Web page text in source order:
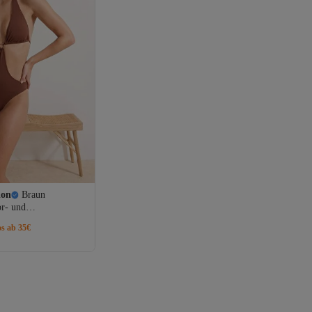
Braun
und
langlebiges LYCRA
LIFE Mayokini
ab 35€